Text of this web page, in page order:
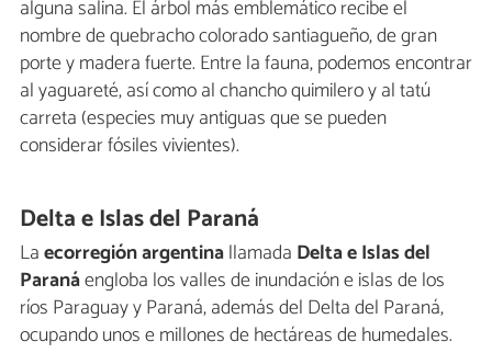
alguna salina. El árbol más emblemático recibe el
nombre de quebracho colorado santiagueño, de gran
porte y madera fuerte. Entre la fauna, podemos encontrar
al yaguareté, así como al chancho quimilero y al tatú
carreta (especies muy antiguas que se pueden
considerar fósiles vivientes).
Delta e Islas del Paraná
Laecorregión argentinallamada Delta e Islas del
Paranáengloba los valles de inundación e islas de los
ríos Paraguay y Paraná, además del Delta del Paraná,
ocupando unos e millones de hectáreas de humedales.